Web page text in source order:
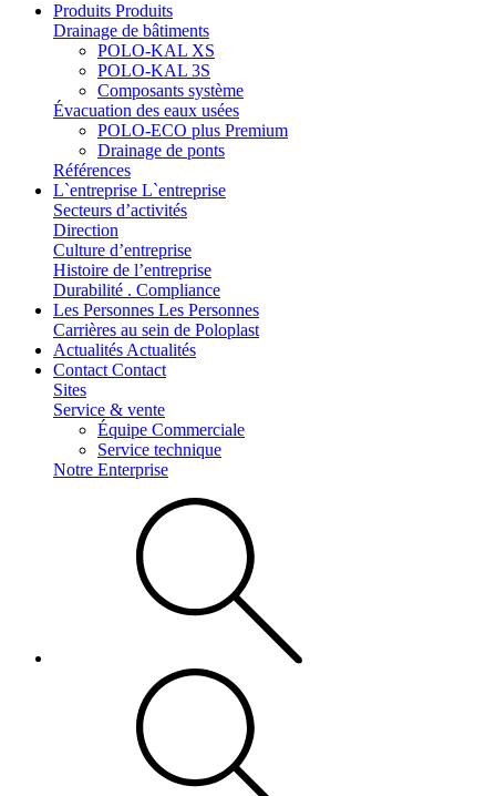
Produits Produits
Drainage de bâtiments
POLO-KAL XS
POLO-KAL 3S
Composants système
Évacuation des eaux usées
POLO-ECO plus Premium
Drainage de ponts
Références
L`entreprise L`entreprise
Secteurs d’activités
Direction
Culture d’entreprise
Histoire de l’entreprise
Durabilité . Compliance
Les Personnes Les Personnes
Carrières au sein de Poloplast
Actualités Actualités
Contact Contact
Sites
Service & vente
Équipe Commerciale
Service technique
Notre Enterprise